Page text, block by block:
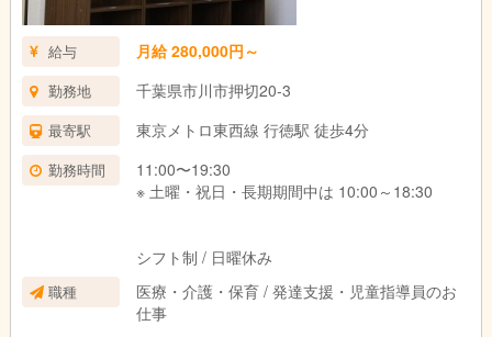
給与 月給 280,000円～
勤務地 千葉県市川市押切20-3
最寄駅 東京メトロ東西線 行徳駅 徒歩4分
勤務時間
11:00〜19:30
※ 土曜・祝日・長期期間中は 10:00～18:30
シフト制 / 日曜休み
職種
医療・介護・保育 / 発達支援・児童指導員のお
仕事